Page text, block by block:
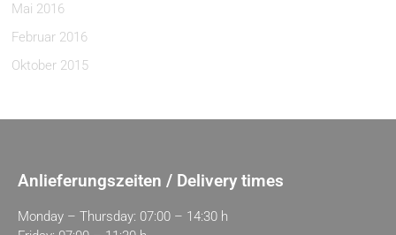
Mai 2016
Februar 2016
Oktober 2015
Anlieferungszeiten / Delivery times
Monday – Thursday: 07:00 – 14:30 h